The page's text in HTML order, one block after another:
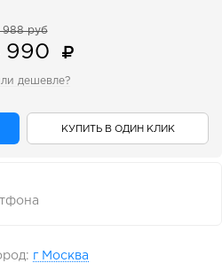
988 руб
990
дешевле?
КУПИТЬ В ОДИН КЛИК
г Москва